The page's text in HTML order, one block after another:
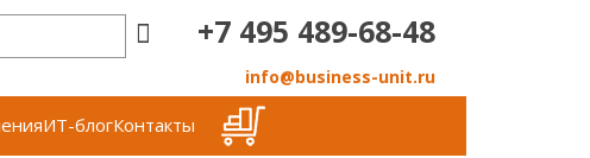
+7 495 489-68-48
info@business-unit.ru
ИТ-блогКонтакты